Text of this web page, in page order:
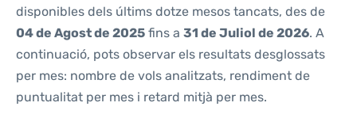
disponibles dels últims dotze mesos tancats, des de
04 de Agost de 2025 fins a 31 de Juliol de 2026. A
continuació, pots observar els resultats desglossats
per mes: nombre de vols analitzats, rendiment de
puntualitat per mes i retard mitjà per mes.